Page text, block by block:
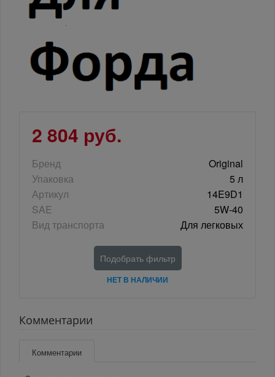
2 804 руб.
Бренд
Original
Упаковка
5 л
Артикул
14E9D1
SAE
5W-40
Вид транспорта
Для легковых
Подобрать фильтр
НЕТ В НАЛИЧИИ
Комментарии
Комментарии